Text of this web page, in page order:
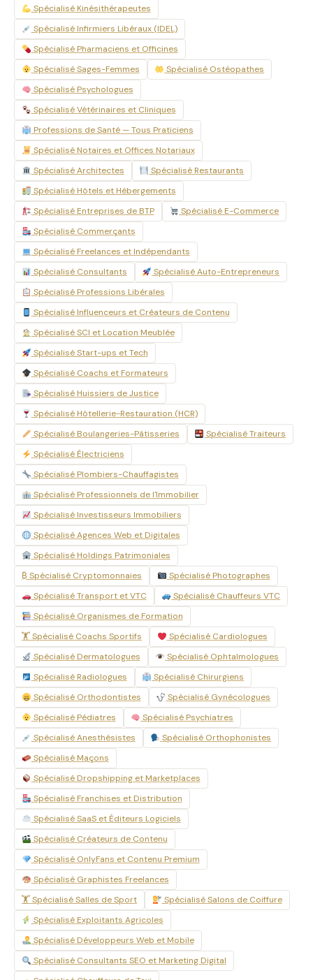
Spécialisé Kinésithérapeutes
Spécialisé Infirmiers Libéraux (IDEL)
Spécialisé Pharmaciens et Officines
Spécialisé Sages-Femmes
Spécialisé Ostéopathes
Spécialisé Psychologues
Spécialisé Vétérinaires et Cliniques
Professions de Santé — Tous Praticiens
Spécialisé Notaires et Offices Notariaux
Spécialisé Architectes
Spécialisé Restaurants
Spécialisé Hôtels et Hébergements
Spécialisé Entreprises de BTP
Spécialisé E-Commerce
Spécialisé Commerçants
Spécialisé Freelances et Indépendants
Spécialisé Consultants
Spécialisé Auto-Entrepreneurs
Spécialisé Professions Libérales
Spécialisé Influenceurs et Créateurs de Contenu
Spécialisé SCI et Location Meublée
Spécialisé Start-ups et Tech
Spécialisé Coachs et Formateurs
Spécialisé Huissiers de Justice
Spécialisé Hôtellerie-Restauration (HCR)
Spécialisé Boulangeries-Pâtisseries
Spécialisé Traiteurs
Spécialisé Électriciens
Spécialisé Plombiers-Chauffagistes
Spécialisé Professionnels de l'Immobilier
Spécialisé Investisseurs Immobiliers
Spécialisé Agences Web et Digitales
Spécialisé Holdings Patrimoniales
₿ Spécialisé Cryptomonnaies
Spécialisé Photographes
Spécialisé Transport et VTC
Spécialisé Chauffeurs VTC
Spécialisé Organismes de Formation
🏋️ Spécialisé Coachs Sportifs
Spécialisé Cardiologues
Spécialisé Dermatologues
Spécialisé Ophtalmologues
Spécialisé Radiologues
Spécialisé Chirurgiens
Spécialisé Orthodontistes
Spécialisé Gynécologues
Spécialisé Pédiatres
Spécialisé Psychiatres
Spécialisé Anesthésistes
Spécialisé Orthophonistes
Spécialisé Maçons
Spécialisé Dropshipping et Marketplaces
Spécialisé Franchises et Distribution
Spécialisé SaaS et Éditeurs Logiciels
Spécialisé Créateurs de Contenu
Spécialisé OnlyFans et Contenu Premium
Spécialisé Graphistes Freelances
🏋️ Spécialisé Salles de Sport
Spécialisé Salons de Coiffure
Spécialisé Exploitants Agricoles
Spécialisé Développeurs Web et Mobile
Spécialisé Consultants SEO et Marketing Digital